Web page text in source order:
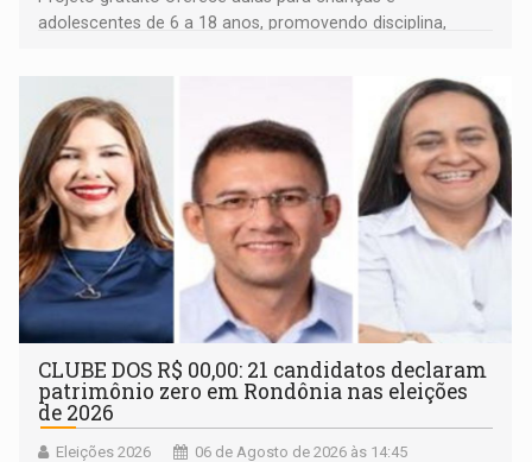
adolescentes de 6 a 18 anos, promovendo disciplina,
CLUBE DOS R$ 00,00: 21 candidatos declaram
patrimônio zero em Rondônia nas eleições
de 2026
Eleições 2026 06 de Agosto de 2026 às 14:45